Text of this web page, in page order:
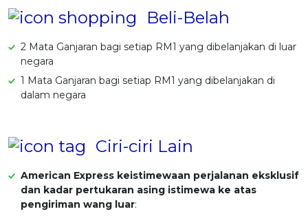
Beli-Belah
2 Mata Ganjaran bagi setiap RM1 yang dibelanjakan di luar
negara
1 Mata Ganjaran bagi setiap RM1 yang dibelanjakan di
dalam negara
Ciri-ciri Lain
American Express keistimewaan perjalanan eksklusif
dan kadar pertukaran asing istimewa ke atas
pengiriman wang luar: